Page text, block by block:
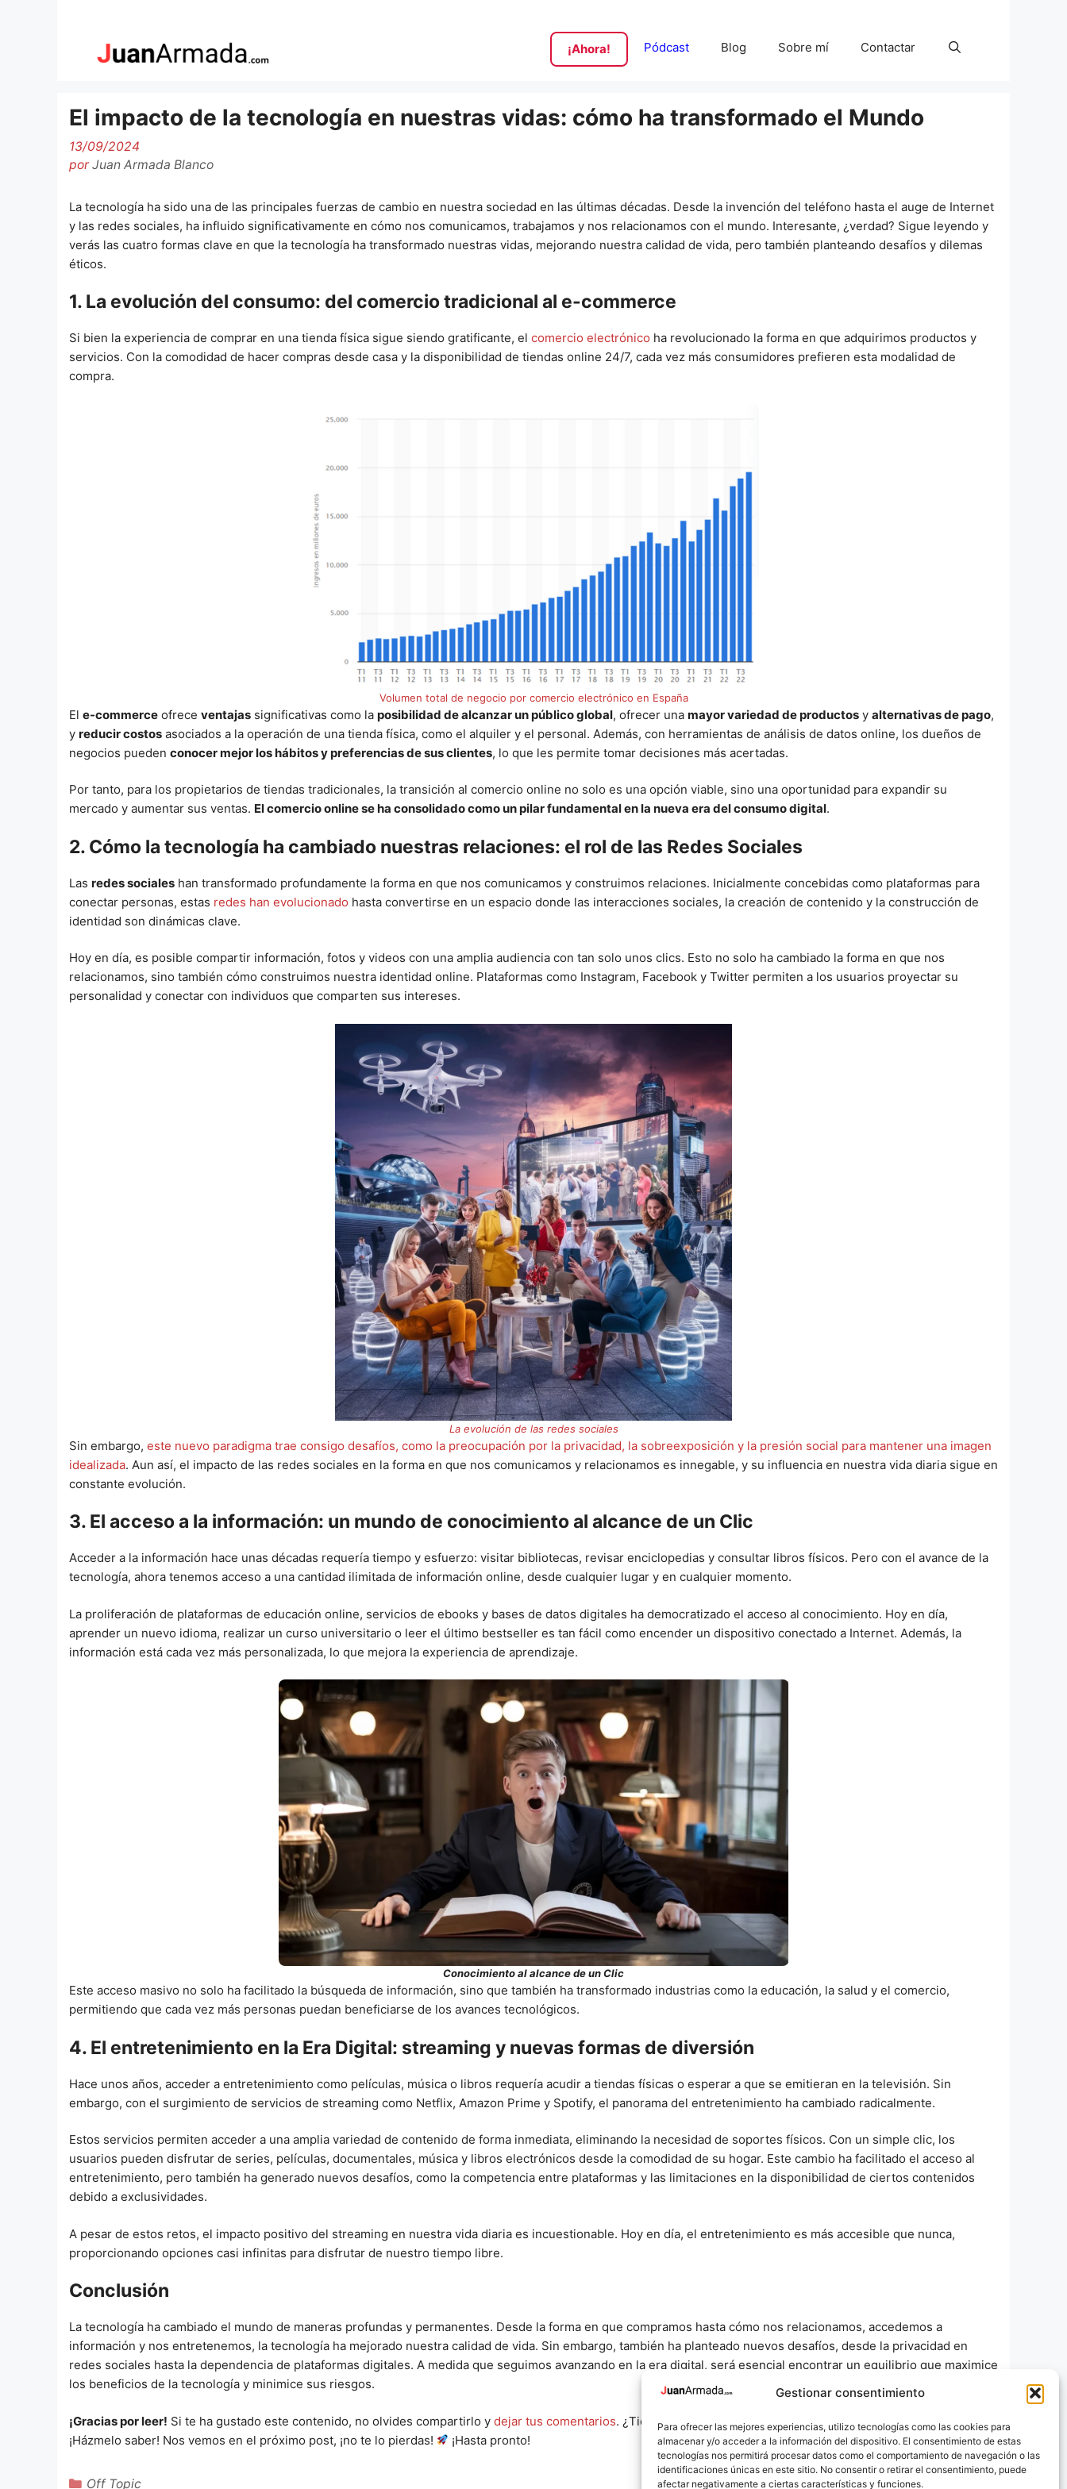
Gestionar consentimiento
Para ofrecer las mejores experiencias, utilizo tecnologías como las cookies para
almacenar y/o acceder a la información del dispositivo. El consentimiento de estas
tecnologías nos permitirá procesar datos como el comportamiento de navegación o las
identificaciones únicas en este sitio. No consentir o retirar el consentimiento, puede
afectar negativamente a ciertas características y funciones.
¡Ahora! Pódcast Blog Sobre mí Contactar
El impacto de la tecnología en nuestras vidas: cómo ha transformado el Mundo
13/09/2024
porJuan Armada Blanco
La tecnología ha sido una de las principales fuerzas de cambio en nuestra sociedad en las últimas décadas. Desde la invención del teléfono hasta el auge de Internet
y las redes sociales, ha influido significativamente en cómo nos comunicamos, trabajamos y nos relacionamos con el mundo. Interesante, ¿verdad? Sigue leyendo y
verás las cuatro formas clave en que la tecnología ha transformado nuestras vidas, mejorando nuestra calidad de vida, pero también planteando desafíos y dilemas
éticos.
1. La evolución del consumo: del comercio tradicional al e-commerce
Si bien la experiencia de comprar en una tienda física sigue siendo gratificante, el comercio electrónico ha revolucionado la forma en que adquirimos productos y
servicios. Con la comodidad de hacer compras desde casa y la disponibilidad de tiendas online 24/7, cada vez más consumidores prefieren esta modalidad de
compra.
Volumen total de negocio por comercio electrónico en España
El e-commerce ofrece ventajas significativas como la posibilidad de alcanzar un público global, ofrecer una mayor variedad de productos y alternativas de pago,
y reducir costos asociados a la operación de una tienda física, como el alquiler y el personal. Además, con herramientas de análisis de datos online, los dueños de
negocios pueden conocer mejor los hábitos y preferencias de sus clientes, lo que les permite tomar decisiones más acertadas.
Por tanto, para los propietarios de tiendas tradicionales, la transición al comercio online no solo es una opción viable, sino una oportunidad para expandir su
mercado y aumentar sus ventas. El comercio online se ha consolidado como un pilar fundamental en la nueva era del consumo digital.
2. Cómo la tecnología ha cambiado nuestras relaciones: el rol de las Redes Sociales
Las redes sociales han transformado profundamente la forma en que nos comunicamos y construimos relaciones. Inicialmente concebidas como plataformas para
conectar personas, estas redes han evolucionado hasta convertirse en un espacio donde las interacciones sociales, la creación de contenido y la construcción de
identidad son dinámicas clave.
Hoy en día, es posible compartir información, fotos y videos con una amplia audiencia con tan solo unos clics. Esto no solo ha cambiado la forma en que nos
relacionamos, sino también cómo construimos nuestra identidad online. Plataformas como Instagram, Facebook y Twitter permiten a los usuarios proyectar su
personalidad y conectar con individuos que comparten sus intereses.
La evolución de las redes sociales
Sin embargo, este nuevo paradigma trae consigo desafíos, como la preocupación por la privacidad, la sobreexposición y la presión social para mantener una imagen
idealizada. Aun así, el impacto de las redes sociales en la forma en que nos comunicamos y relacionamos es innegable, y su influencia en nuestra vida diaria sigue en
constante evolución.
3. El acceso a la información: un mundo de conocimiento al alcance de un Clic
Acceder a la información hace unas décadas requería tiempo y esfuerzo: visitar bibliotecas, revisar enciclopedias y consultar libros físicos. Pero con el avance de la
tecnología, ahora tenemos acceso a una cantidad ilimitada de información online, desde cualquier lugar y en cualquier momento.
La proliferación de plataformas de educación online, servicios de ebooks y bases de datos digitales ha democratizado el acceso al conocimiento. Hoy en día,
aprender un nuevo idioma, realizar un curso universitario o leer el último bestseller es tan fácil como encender un dispositivo conectado a Internet. Además, la
información está cada vez más personalizada, lo que mejora la experiencia de aprendizaje.
Conocimiento al alcance de un Clic
Este acceso masivo no solo ha facilitado la búsqueda de información, sino que también ha transformado industrias como la educación, la salud y el comercio,
permitiendo que cada vez más personas puedan beneficiarse de los avances tecnológicos.
4. El entretenimiento en la Era Digital: streaming y nuevas formas de diversión
Hace unos años, acceder a entretenimiento como películas, música o libros requería acudir a tiendas físicas o esperar a que se emitieran en la televisión. Sin
embargo, con el surgimiento de servicios de streaming como Netflix, Amazon Prime y Spotify, el panorama del entretenimiento ha cambiado radicalmente.
Estos servicios permiten acceder a una amplia variedad de contenido de forma inmediata, eliminando la necesidad de soportes físicos. Con un simple clic, los
usuarios pueden disfrutar de series, películas, documentales, música y libros electrónicos desde la comodidad de su hogar. Este cambio ha facilitado el acceso al
entretenimiento, pero también ha generado nuevos desafíos, como la competencia entre plataformas y las limitaciones en la disponibilidad de ciertos contenidos
debido a exclusividades.
A pesar de estos retos, el impacto positivo del streaming en nuestra vida diaria es incuestionable. Hoy en día, el entretenimiento es más accesible que nunca,
proporcionando opciones casi infinitas para disfrutar de nuestro tiempo libre.
Conclusión
La tecnología ha cambiado el mundo de maneras profundas y permanentes. Desde la forma en que compramos hasta cómo nos relacionamos, accedemos a
información y nos entretenemos, la tecnología ha mejorado nuestra calidad de vida. Sin embargo, también ha planteado nuevos desafíos, desde la privacidad en
redes sociales hasta la dependencia de plataformas digitales. A medida que seguimos avanzando en la era digital, será esencial encontrar un equilibrio que maximice
los beneficios de la tecnología y minimice sus riesgos.
¡Gracias por leer! Si te ha gustado este contenido, no olvides compartirlo y dejar tus comentarios. ¿Tienes alguna pregunta o tema que te gustaría que abordemos?
¡Házmelo saber! Nos vemos en el próximo post, ¡no te lo pierdas!
¡Hasta pronto!
Categorías
Off Topic